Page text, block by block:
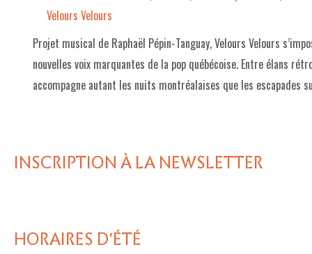
LA LIBRAIRIE
UNE LIBRAIRIE INDÉPENDANTE
Velours Velours
Projet musical de Raphaël Pépin-Tanguay, Velours Velours
nouvelles voix marquantes de la pop québécoise. Entre élans
accompagne autant les nuits montréalaises que les escapades
INSCRIPTION À LA NEWSLETTER
HORAIRES D'ÉTÉ